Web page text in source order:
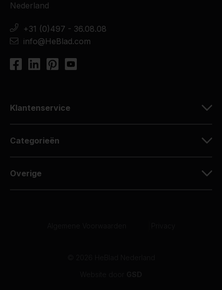
Nederland
+31 (0)497 - 36.08.08
info@HeBlad.com
Klantenservice
Categorieën
Overige